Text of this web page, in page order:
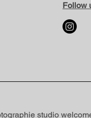
T3 (arrêt Cité
Follow
studio